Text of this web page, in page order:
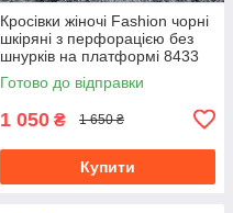
Кросівки жіночі Fashion чорні
шкіряні з перфорацією без
шнурків на платформі 8433
Готово до відправки
1 050 ₴ 1 650 ₴
Купити